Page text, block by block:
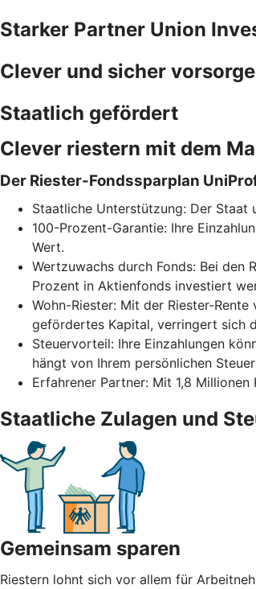
Starker Partner Union
Clever und sicher
Staatlich gefördert
Clever riestern mit dem
Der Riester-Fondssparplan
Staatliche Unterstützung: Der Staat
100-Prozent-Garantie: Ihre
Wert.
Wertzuwachs durch Fonds: Bei den
Prozent in Aktienfonds investiert
Wohn-Riester: Mit der Riester-
gefördertes Kapital, verringert sich
Steuervorteil: Ihre Einzahlungen
hängt von Ihrem persönlichen
Erfahrener Partner: Mit 1,8 Millionen
Staatliche Zulagen und
Gemeinsam sparen
Riestern lohnt sich vor allem für